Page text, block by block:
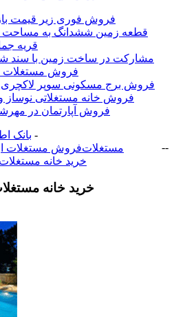
فروش فوری زیر قیمت
قریه
مشارکت در ساخت زمین با سند
فروش مستغلات
فروش برج مسکونی سوپر لاکچری
فروش خانه مستغلاتی نوساز
فروش آپارتمان در
بانک -
مستغلات
- فروش مستغلات از 2001 متر زمین به
-
خرید خانه مستغلات 190 متر تهران نياوران
خرید خانه مستغلات 190 متر تهران